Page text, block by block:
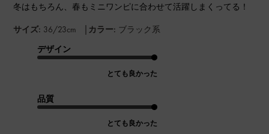
冬はもちろん、春もミニワンピに合わせて活躍しまくってる！
サイズ: 36/23cm | カラー: ブラック系
デザイン
とても良かった
品質
とても良かった